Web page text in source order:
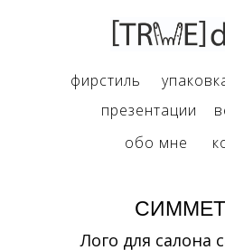
фирстиль
презентации
обо мне
Лого для салона